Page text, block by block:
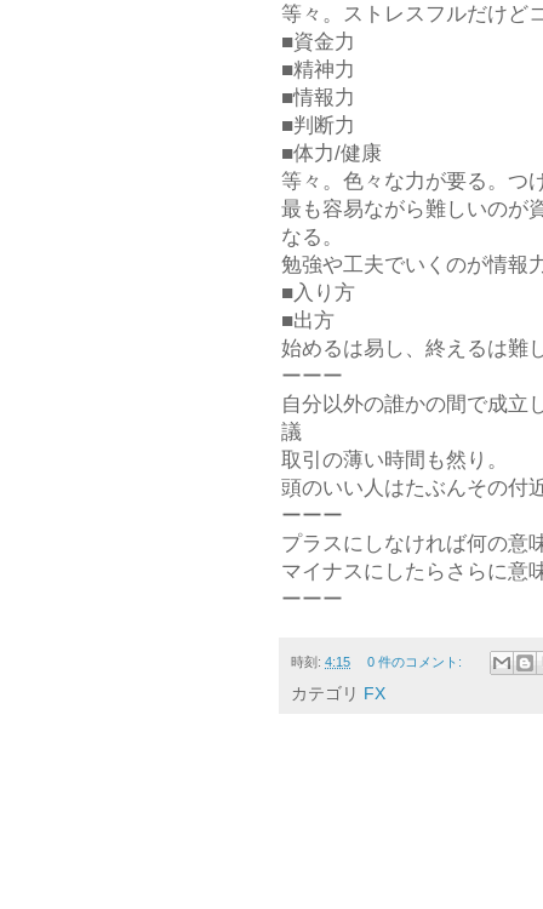
等々。ストレスフルだけど
■資金力
■精神力
■情報力
■判断力
■体力/健康
等々。色々な力が要る。つ
最も容易ながら難しいのが
なる。
勉強や工夫でいくのが情報
■入り方
■出方
始めるは易し、終えるは難
ーーー
自分以外の誰かの間で成立
議
取引の薄い時間も然り。
頭のいい人はたぶんその付
ーーー
プラスにしなければ何の意
マイナスにしたらさらに意
ーーー
時刻: 4:15 0 件のコメント:
カテゴリ FX